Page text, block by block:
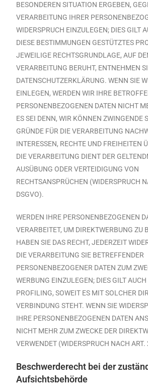
BESONDEREN SITUATION ERGEBEN,
VERARBEITUNG IHRER
WIDERSPRUCH EINZULEGEN; DIES GILT
DIESE BESTIMMUNGEN GESTÜTZTES
JEWEILIGE RECHTSGRUNDLAGE, AUF
VERARBEITUNG BERUHT, ENTNEHMEN
DATENSCHUTZERKLÄRUNG. WENN SIE
EINLEGEN, WERDEN WIR IHRE
PERSONENBEZOGENEN DATEN NICHT
ES SEI DENN, WIR KÖNNEN ZWINGENDE
GRÜNDE FÜR DIE VERARBEITUNG
INTERESSEN, RECHTE UND FREIHEITEN
DIE VERARBEITUNG DIENT DER
AUSÜBUNG ODER VERTEIDIGUNG VON
RECHTSANSPRÜCHEN (WIDERSPRUCH
DSGVO).
WERDEN IHRE PERSONENBEZOGENEN
VERARBEITET, UM DIREKTWERBUNG ZU
HABEN SIE DAS RECHT, JEDERZEIT
DIE VERARBEITUNG SIE BETREFFENDER
PERSONENBEZOGENER DATEN ZUM
WERBUNG EINZULEGEN; DIES GILT AUCH
PROFILING, SOWEIT ES MIT SOLCHER
VERBINDUNG STEHT. WENN SIE
IHRE PERSONENBEZOGENEN DATEN
NICHT MEHR ZUM ZWECKE DER
VERWENDET (WIDERSPRUCH NACH
Beschwerde­recht bei der
Aufsichts­behörde